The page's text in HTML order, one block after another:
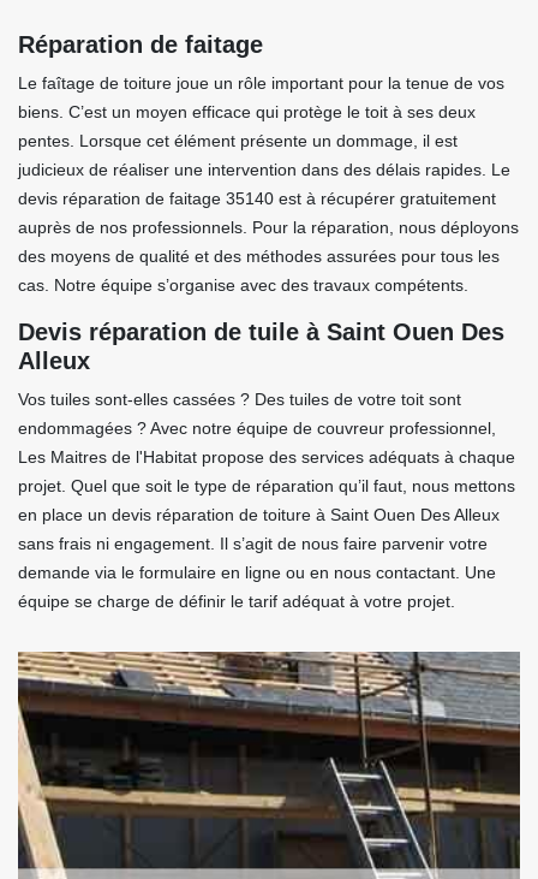
Réparation de faitage
Le faîtage de toiture joue un rôle important pour la tenue de vos
biens. C’est un moyen efficace qui protège le toit à ses deux
pentes. Lorsque cet élément présente un dommage, il est
judicieux de réaliser une intervention dans des délais rapides. Le
devis réparation de faitage 35140 est à récupérer gratuitement
auprès de nos professionnels. Pour la réparation, nous déployons
des moyens de qualité et des méthodes assurées pour tous les
cas. Notre équipe s’organise avec des travaux compétents.
Devis réparation de tuile à Saint Ouen Des
Alleux
Vos tuiles sont-elles cassées ? Des tuiles de votre toit sont
endommagées ? Avec notre équipe de couvreur professionnel,
Les Maitres de l'Habitat propose des services adéquats à chaque
projet. Quel que soit le type de réparation qu’il faut, nous mettons
en place un devis réparation de toiture à Saint Ouen Des Alleux
sans frais ni engagement. Il s’agit de nous faire parvenir votre
demande via le formulaire en ligne ou en nous contactant. Une
équipe se charge de définir le tarif adéquat à votre projet.